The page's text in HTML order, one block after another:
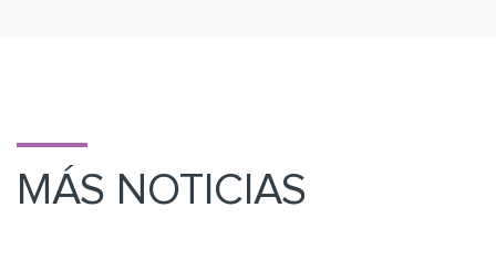
MÁS NOTICIAS